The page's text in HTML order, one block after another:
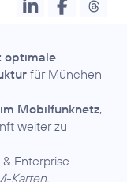
optimale
für München
Mobilfunknetz,
weiter zu
Enterprise
Karten,